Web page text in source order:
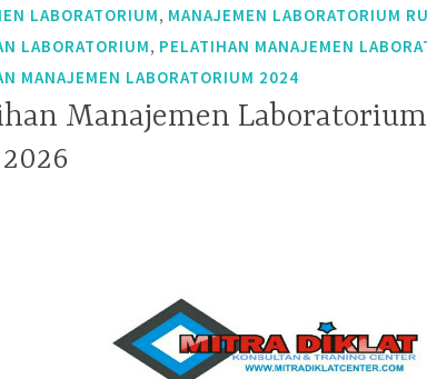
LABORATORIUM, MANAJEMEN LABORATORIUM
LABORATORIUM, PELATIHAN MANAJEMEN
MANAJEMEN LABORATORIUM 2024
Manajemen